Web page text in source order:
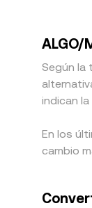
ALGO/
Según la
indican
En los
cambio